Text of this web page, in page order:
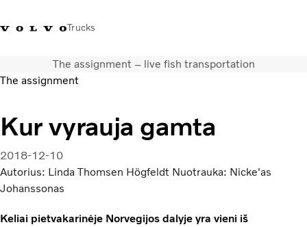
Trucks
+ 370 610 19991 Volvo Trucks parduotuvėPrisijungtiLietuva
Transporto sprendimai
Sunkvežimiai
Paslaugos
Volvo Truck Builder
Kontaktai
Apie mus
The assignment – live fish transportation
The assignment
Kur vyrauja gamta
2018-12-10
Autorius: Linda Thomsen Högfeldt Nuotrauka: Nicke'as
Johanssonas
Keliai pietvakarinėje Norvegijos dalyje yra vieni iš